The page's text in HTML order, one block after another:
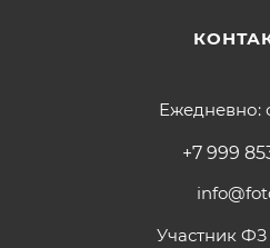
Ежедневно:
+7 999
Участник